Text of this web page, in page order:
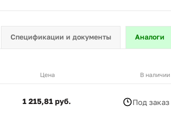
Спецификации и документы Аналоги
Цена В наличии
1 215,81 руб. Под заказ